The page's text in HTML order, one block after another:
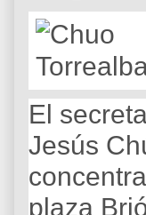
El
Jesús
plaza